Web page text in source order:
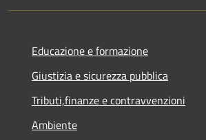
Educazione e formazione
Giustizia e sicurezza pubblica
Tributi,finanze e contravvenzioni
Ambiente